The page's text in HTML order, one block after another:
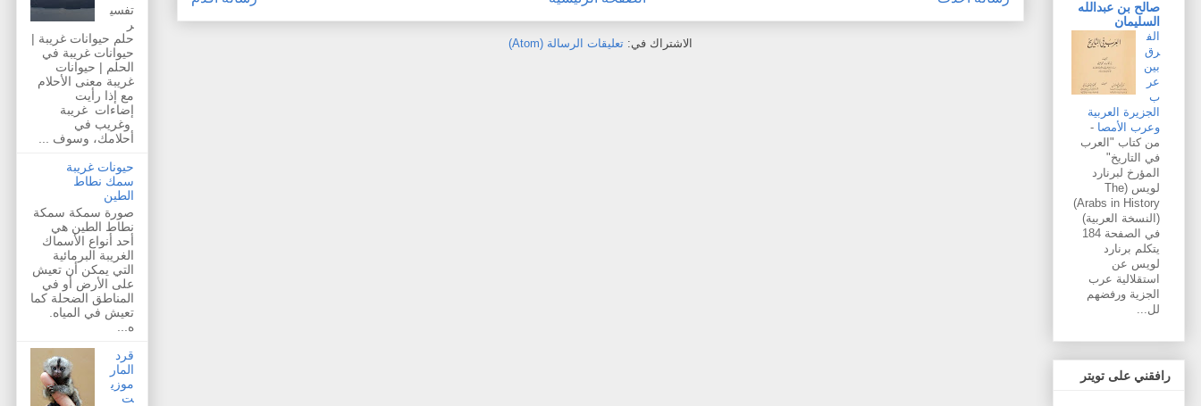
الاشتراك في: تعليقات الرسالة (Atom)
تفسي
ر
حلم حيوانات غريبة |
حيوانات غريبة في
الحلم | حيوانات
غريبة معنى الأحلام
مع إذا رأيت
إضاءات غريبة
وغريب في
أحلامك، وسوف ...
حيونات غريبة
سمك نطاط
الطين
صورة سمكة سمكة
نطاط الطين هي
أحد أنواع الأسماك
الغريبة البرمائية
التي يمكن أن تعيش
على الأرض أو في
المناطق الضحلة كما
تعيش في المياه.
ه...
قرد
المار
موزي
ت
صالح بن عبدالله
السليمان
الف
رق
بين
عر
ب
الجزيرة العربية
وعرب الأمصا-
من كتاب "العرب
في التاريخ"
المؤرخ لبرنارد
لويس (The
Arabs in History)
(النسخة العربية)
في الصفحة 184
يتكلم برنارد
لويس عن
استقلالية عرب
الجزية ورفضهم
لل...
رافقني على تويتر